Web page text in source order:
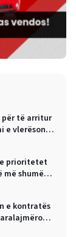
për të arritur
e vlerëson
prioritetet
shumë
e kontratës